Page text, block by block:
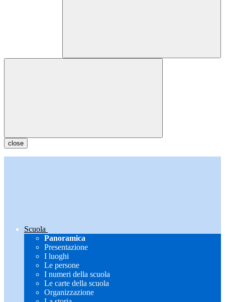
close
Scuola
Panoramica
Presentazione
I luoghi
Le persone
I numeri della scuola
Le carte della scuola
Organizzazione